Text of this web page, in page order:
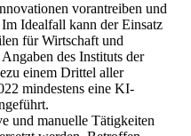
vorantreiben und
Idealfall kann der Einsatz
für Wirtschaft und
des Instituts der
einem Drittel aller
mindestens eine KI-
und manuelle Tätigkeiten